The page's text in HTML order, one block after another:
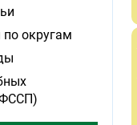
округам